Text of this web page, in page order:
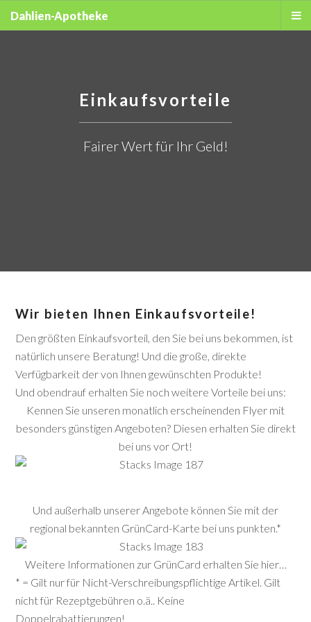
Einkaufsvorteile
Fairer Wert für Ihr Geld!
Wir bieten Ihnen Einkaufsvorteile!
Den größten Einkaufsvorteil, den Sie bei uns bekommen, ist
natürlich unsere Beratung! Und die große, direkte
Verfügbarkeit der von Ihnen gewünschten Produkte!
Und obendrauf erhalten Sie noch weitere Vorteile bei uns:
Kennen Sie unseren monatlich erscheinenden Flyer mit
besonders günstigen Angeboten? Diesen erhalten Sie direkt
bei uns vor Ort!
Und außerhalb unserer Angebote können Sie mit der
regional bekannten GrünCard-Karte bei uns punkten.*
Weitere Informationen zur GrünCard erhalten Sie hier…
* = Gilt nur für Nicht-Verschreibungspflichtige Artikel. Gilt
nicht für Rezeptgebühren o.ä.. Keine
Doppelrabattierungen!
Dahlien-Apotheke